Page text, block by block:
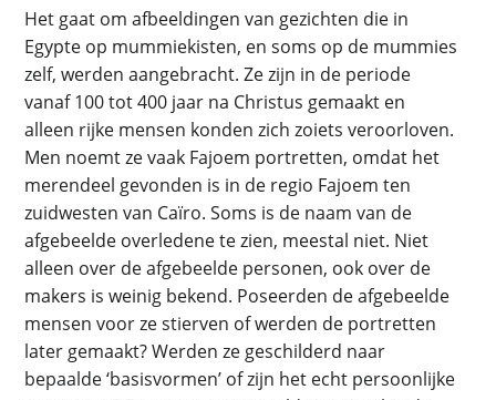
Het gaat om afbeeldingen van gezichten die in
Egypte op mummiekisten, en soms op de mummies
zelf, werden aangebracht. Ze zijn in de periode
vanaf 100 tot 400 jaar na Christus gemaakt en
alleen rijke mensen konden zich zoiets veroorloven.
Men noemt ze vaak Fajoem portretten, omdat het
merendeel gevonden is in de regio Fajoem ten
zuidwesten van Caïro. Soms is de naam van de
afgebeelde overledene te zien, meestal niet. Niet
alleen over de afgebeelde personen, ook over de
makers is weinig bekend. Poseerden de afgebeelde
mensen voor ze stierven of werden de portretten
later gemaakt? Werden ze geschilderd naar
bepaalde ‘basisvormen’ of zijn het echt persoonlijke